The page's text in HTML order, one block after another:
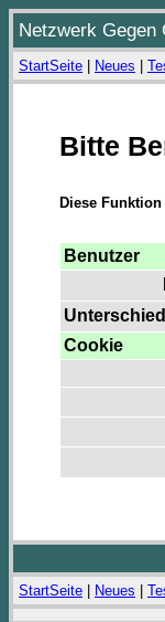
Netzwerk
StartSeite Neues
Bitte
Diese
Benutzer
Cookie
StartSeite Neues